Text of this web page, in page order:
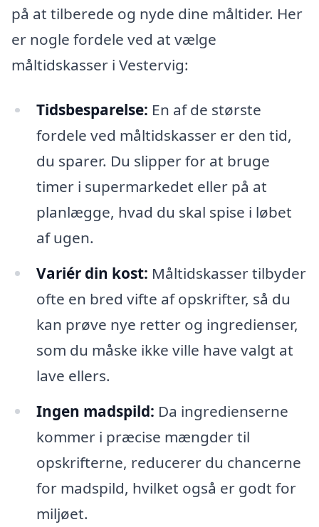
på at tilberede og nyde dine måltider. Her
er nogle fordele ved at vælge
måltidskasser i Vestervig:
Tidsbesparelse: En af de største
fordele ved måltidskasser er den tid,
du sparer. Du slipper for at bruge
timer i supermarkedet eller på at
planlægge, hvad du skal spise i løbet
af ugen.
Variér din kost: Måltidskasser tilbyder
ofte en bred vifte af opskrifter, så du
kan prøve nye retter og ingredienser,
som du måske ikke ville have valgt at
lave ellers.
Ingen madspild: Da ingredienserne
kommer i præcise mængder til
opskrifterne, reducerer du chancerne
for madspild, hvilket også er godt for
miljøet.